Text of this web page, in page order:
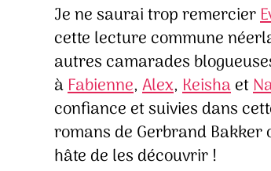
Je ne saurai trop remercier
cette lecture commune
autres camarades
àFabienne, Alex, Keishaet
confiance et suivies dans
romans de Gerbrand
hâte de les découvrir !